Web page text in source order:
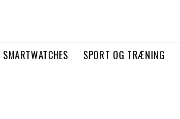
SMARTWATCHES SPORT OG TRÆNING